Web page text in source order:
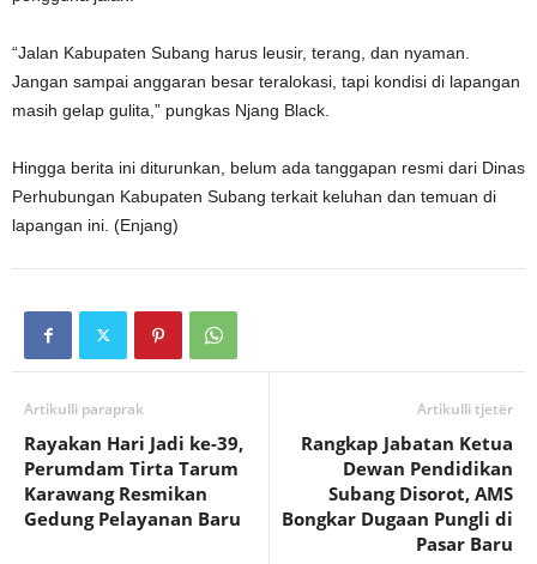
“Jalan Kabupaten Subang harus leusir, terang, dan nyaman.
Jangan sampai anggaran besar teralokasi, tapi kondisi di lapangan
masih gelap gulita,” pungkas Njang Black.
Hingga berita ini diturunkan, belum ada tanggapan resmi dari Dinas
Perhubungan Kabupaten Subang terkait keluhan dan temuan di
lapangan ini. (Enjang)
Artikulli paraprak
Rayakan Hari Jadi ke-39,
Perumdam Tirta Tarum
Karawang Resmikan
Gedung Pelayanan Baru
Artikulli tjetër
Rangkap Jabatan Ketua
Dewan Pendidikan
Subang Disorot, AMS
Bongkar Dugaan Pungli di
Pasar Baru